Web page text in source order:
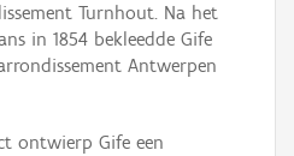
Turnhout. Na het
in 1854 bekleedde Gife
Antwerpen
ontwierp Gife een